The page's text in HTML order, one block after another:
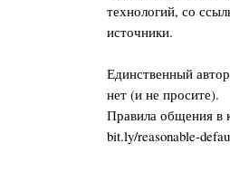
технологий, со
источники.
Единственный автор
нет (и не просите).
Правила общения в
bit.ly/reasonable-